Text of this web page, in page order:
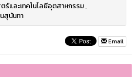
ร์และเทคโนโลยีอุตสาหกรรม,
สุนันทา
Email